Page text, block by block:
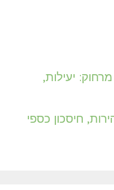
יעילות,
חיסכון כספי